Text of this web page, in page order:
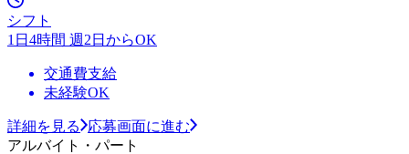
シフト
1日4時間 週2日からOK
交通費支給
未経験OK
詳細を見る
応募画面に進む
アルバイト・パート